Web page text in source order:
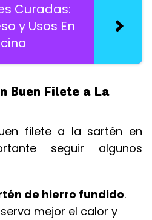
Curadas:
y Usos En
Buen Filete a La
filete a la sartén en
seguir algunos
de hierro fundido.
mejor el calor y